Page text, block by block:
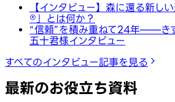
【インタビュー】森に還る新
®︎」とは何か？
“信頼”を積み重ねて24年——き
五十君様インタビュー
すべてのインタビュー記事を見る
最新のお役立ち資料